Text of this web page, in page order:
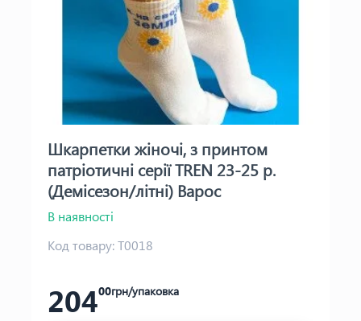
Шкарпетки жіночі, з принтом
патріотичні серії TREN 23-25 р.
(Демісезон/літні) Варос
В наявності
Код товару:Т0018
20400грн/упаковка